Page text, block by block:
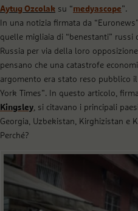
Aytug Ozcolak su “medyascope”.
In una notizia firmata da
quelle migliaia di “benestanti” russi
Russia per via della loro
pensano che una catastrofe
argomento era stato reso pubblico
York Times”. In questo articolo,
Kingsley, si citavano i principali
Georgia, Uzbekistan, Kirghizistan e
Perché?